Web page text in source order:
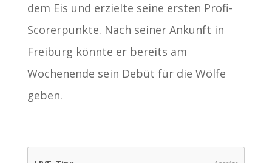
dem Eis und erzielte seine ersten Profi-
Scorerpunkte. Nach seiner Ankunft in
Freiburg könnte er bereits am
Wochenende sein Debüt für die Wölfe
geben.